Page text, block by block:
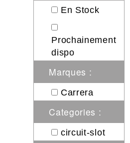
En Stock
Prochainement
dispo
Marques :
Carrera
Categories :
circuit-slot